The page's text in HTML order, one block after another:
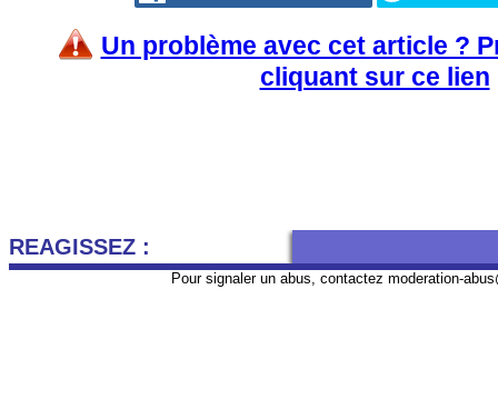
Un problème avec cet article ?
cliquant sur ce lien
REAGISSEZ :
Pour signaler un abus, contactez moderation-